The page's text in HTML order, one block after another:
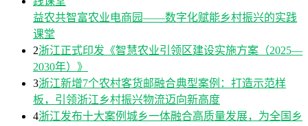
益农共智富农业电商园——数字化赋能乡村振兴的实践
课堂
2浙江正式印发《智慧农业引领区建设实施方案（2025—
2030年）》
3浙江新增7个农村客货邮融合典型案例：打造示范样
板，引领浙江乡村振兴物流迈向新高度
4浙江发布十大案例城乡一体融合高质量发展，为全国乡